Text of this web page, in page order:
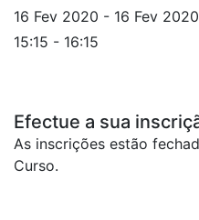
16 Fev 2020 - 16 Fev 2020
15:15 - 16:15
Efectue a sua
As inscrições estão
Curso.